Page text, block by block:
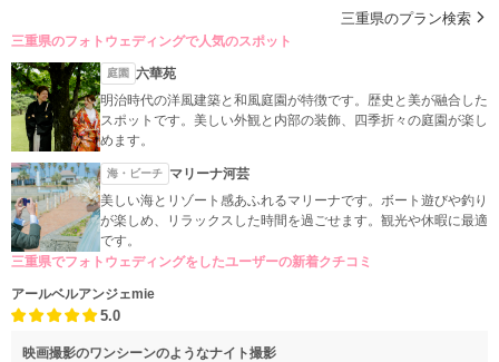
三重県のプラン検索
三重県のフォトウェディングで人気のスポット
庭園
六華苑
明治時代の洋風建築と和風庭園が特徴です。歴史と美が融合した
スポットです。美しい外観と内部の装飾、四季折々の庭園が楽し
めます。
海・ビーチ
マリーナ河芸
美しい海とリゾート感あふれるマリーナです。ボート遊びや釣り
が楽しめ、リラックスした時間を過ごせます。観光や休暇に最適
です。
三重県でフォトウェディングをしたユーザーの新着クチコミ
アールベルアンジェmie
5.0
映画撮影のワンシーンのようなナイト撮影